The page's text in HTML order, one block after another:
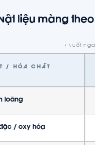
liệu màng
/ HÓA CHẤT
loãng
/ oxy hóa